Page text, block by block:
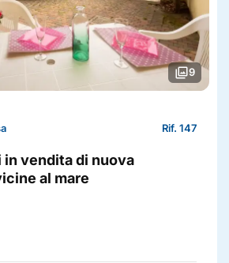
photo_library9
Rif. 147
vendita di nuova
al mare